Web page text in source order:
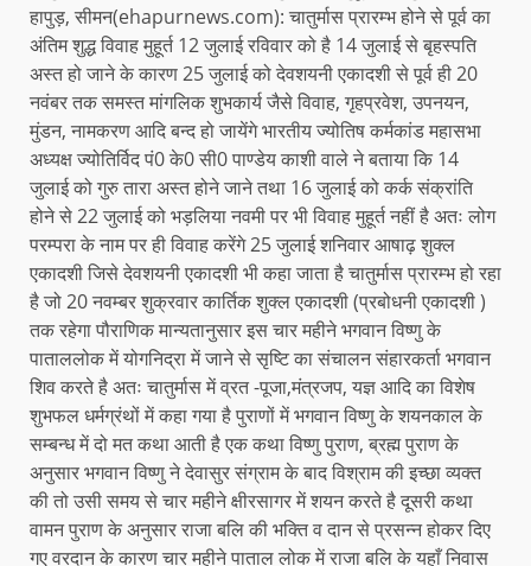
हापुड़, सीमन(ehapurnews.com): चातुर्मास प्रारम्भ होने से पूर्व का
अंतिम शुद्ध विवाह मुहूर्त 12 जुलाई रविवार को है 14 जुलाई से बृहस्पति
अस्त हो जाने के कारण 25 जुलाई को देवशयनी एकादशी से पूर्व ही 20
नवंबर तक समस्त मांगलिक शुभकार्य जैसे विवाह, गृहप्रवेश, उपनयन,
मुंडन, नामकरण आदि बन्द हो जायेंगे भारतीय ज्योतिष कर्मकांड महासभा
अध्यक्ष ज्योतिर्विद पं0 के0 सी0 पाण्डेय काशी वाले ने बताया कि 14
जुलाई को गुरु तारा अस्त होने जाने तथा 16 जुलाई को कर्क संक्रांति
होने से 22 जुलाई को भड़लिया नवमी पर भी विवाह मुहूर्त नहीं है अतः लोग
परम्परा के नाम पर ही विवाह करेंगे 25 जुलाई शनिवार आषाढ़ शुक्ल
एकादशी जिसे देवशयनी एकादशी भी कहा जाता है चातुर्मास प्रारम्भ हो रहा
है जो 20 नवम्बर शुक्रवार कार्तिक शुक्ल एकादशी (प्रबोधनी एकादशी )
तक रहेगा पौराणिक मान्यतानुसार इस चार महीने भगवान विष्णु के
पाताललोक में योगनिद्रा में जाने से सृष्टि का संचालन संहारकर्ता भगवान
शिव करते है अतः चातुर्मास में व्रत -पूजा,मंत्रजप, यज्ञ आदि का विशेष
शुभफल धर्मग्रंथों में कहा गया है पुराणों में भगवान विष्णु के शयनकाल के
सम्बन्ध में दो मत कथा आती है एक कथा विष्णु पुराण, ब्रह्म पुराण के
अनुसार भगवान विष्णु ने देवासुर संग्राम के बाद विश्राम की इच्छा व्यक्त
की तो उसी समय से चार महीने क्षीरसागर में शयन करते है दूसरी कथा
वामन पुराण के अनुसार राजा बलि की भक्ति व दान से प्रसन्न होकर दिए
गए वरदान के कारण चार महीने पाताल लोक में राजा बलि के यहाँ निवास